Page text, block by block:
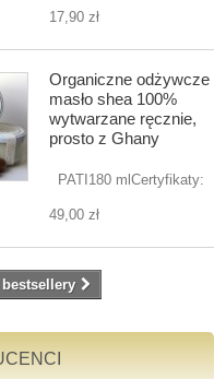
17,90 zł
Organiczne odżywcze
masło shea 100%
wytwarzane ręcznie,
prosto z Ghany
PATI180 mlCertyfikaty:
49,00 zł